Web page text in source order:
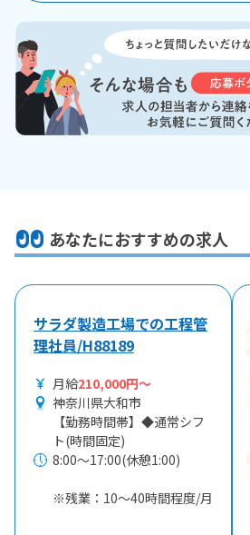
あなたにおすすめの求人
サラダ製造工場での工程管
理社員/H88189
月給210,000円～
神奈川県大和市
【勤務時間帯】◆通常シフ
ト(時間固定)
8:00〜17:00(休憩1:00)
※残業：10〜40時間程度/月